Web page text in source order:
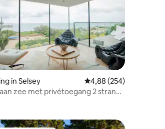
van 4,96 uit 5, 137 recensies
in Selsey Gemiddelde
4,88 (254)
zee met privétoegang 2 strand -